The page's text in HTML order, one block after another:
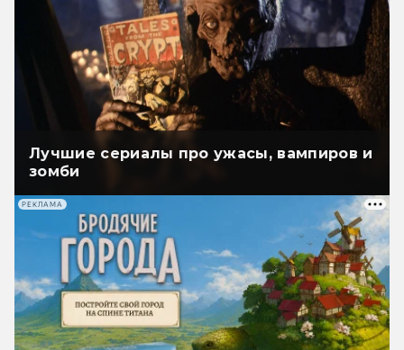
Лучшие сериалы про ужасы, вампиров и
зомби
РЕКЛАМА